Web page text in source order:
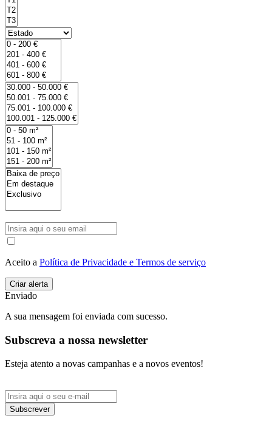
Aceito a Política de Privacidade e Termos de serviço
Enviado
A sua mensagem foi enviada com sucesso.
Subscreva a nossa newsletter
Esteja atento a novas campanhas e a novos eventos!